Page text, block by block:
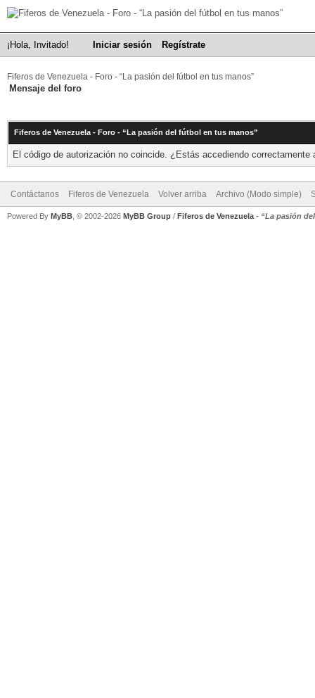
¡Hola, Invitado! Iniciar sesión Regístrate
Fiferos de Venezuela - Foro - “La pasión del fútbol en tus manos”
Mensaje del foro
Fiferos de Venezuela - Foro - “La pasión del fútbol en tus manos”
El código de autorización no coincide. ¿Estás accediendo
Contáctanos Fiferos de Venezuela Volver arriba Archivo (Modo simple)
Powered By MyBB , © 2002-2026 MyBB Group / Fiferos de Venezuela - “La pasión